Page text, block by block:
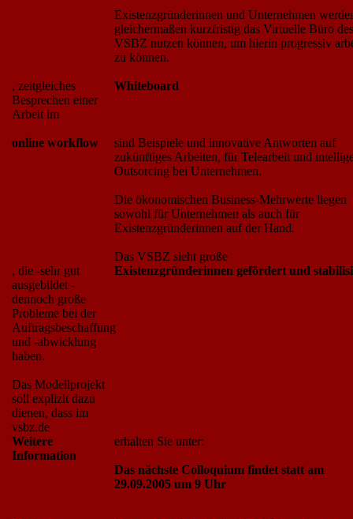
Existenzgründerinnen und Unternehmen
gleichermaßen kurzfristig das Virtuelle Büro des
VSBZ nutzen können, um hierin progressiv
zu können.
, zeitgleiches
Besprechen einer
Arbeit im
Whiteboard
online workflow
sind Beispiele und innovative Antworten auf
zukünftiges Arbeiten, für Telearbeit und
Outsorcing bei Unternehmen.
Die ökonomischen Business-Mehrwerte liegen
sowohl für Unternehmen als auch für
Existenzgründerinnen auf der Hand.
Das VSBZ sieht große
, die -sehr gut
ausgebildet -
dennoch große
Probleme bei der
Auftragsbeschaffung
und -abwicklung
haben.
Das Modellprojekt
soll explizit dazu
dienen, dass im
vsbz.de
Existenzgründerinnen gefördert und
Weitere
Information
erhalten Sie unter:
Das nächste Colloquium findet statt am
29.09.2005 um 9 Uhr